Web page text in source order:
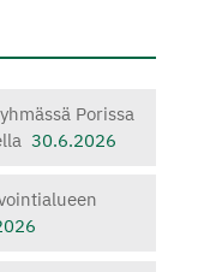
Porissa
30.6.2026